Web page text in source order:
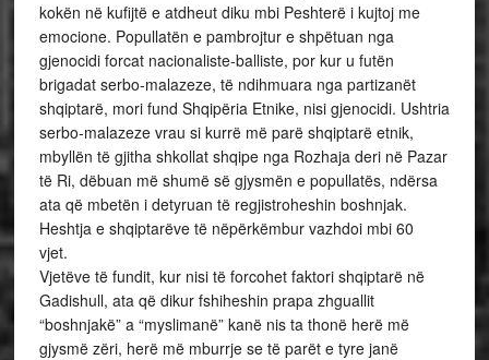
kokën në kufijtë e atdheut diku mbi Peshterë i kujtoj me
emocione. Popullatën e pambrojtur e shpëtuan nga
gjenocidi forcat nacionaliste-balliste, por kur u futën
brigadat serbo-malazeze, të ndihmuara nga partizanët
shqiptarë, mori fund Shqipëria Etnike, nisi gjenocidi. Ushtria
serbo-malazeze vrau si kurrë më parë shqiptarë etnik,
mbyllën të gjitha shkollat shqipe nga Rozhaja deri në Pazar
të Ri, dëbuan më shumë së gjysmën e popullatës, ndërsa
ata që mbetën i detyruan të regjistroheshin boshnjak.
Heshtja e shqiptarëve të nëpërkëmbur vazhdoi mbi 60
vjet.
Vjetëve të fundit, kur nisi të forcohet faktori shqiptarë në
Gadishull, ata që dikur fshiheshin prapa zhguallit
“boshnjakë” a “myslimanë” kanë nis ta thonë herë më
gjysmë zëri, herë më mburrje se të parët e tyre janë